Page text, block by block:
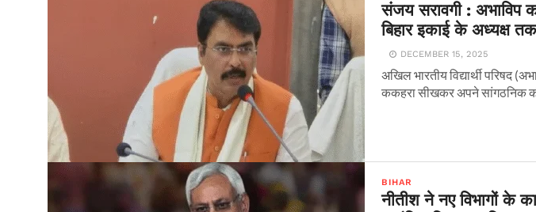
संजय सरावगी : अभाविप
बिहार इकाई के अध्यक्ष
DECEMBER 15, 2025
अखिल भारतीय विद्यार्थी परिषद
ककहरा सीखकर अपने सांगठनिक
BIHAR
नीतीश ने नए विभागों के